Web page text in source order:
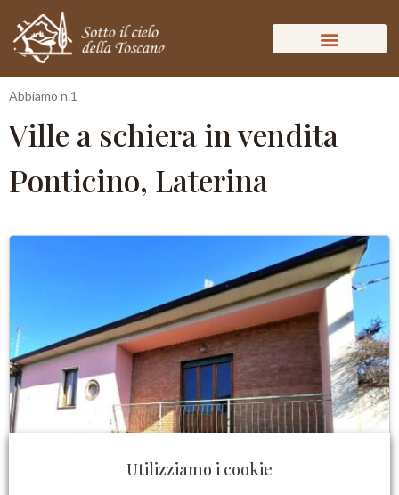
Abbiamo n.1
Ville a schiera in vendita
Ponticino, Laterina
Utilizziamo i cookie